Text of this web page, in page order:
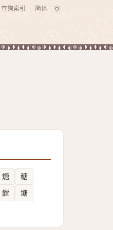
查詢索引 简体
煻
䅯
饄 塘